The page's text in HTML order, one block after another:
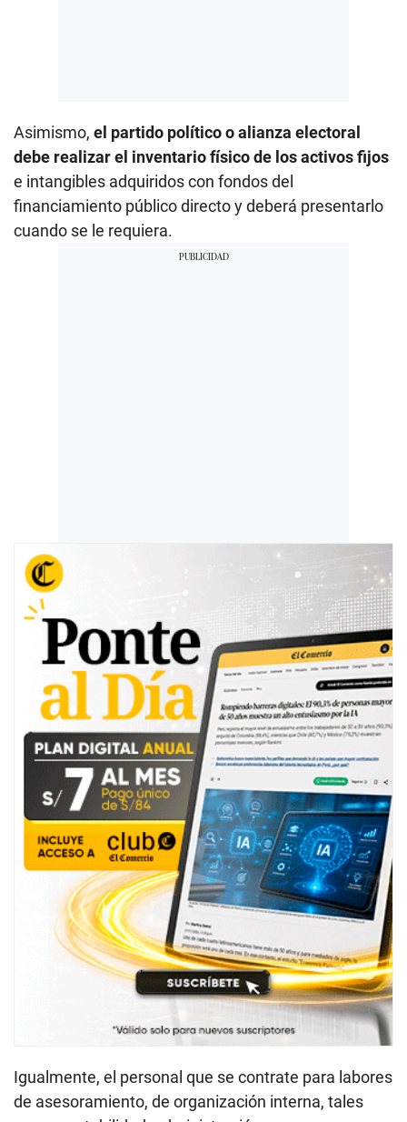
Asimismo, el partido político o alianza electoral
debe realizar el inventario físico de los activos fijos
e intangibles adquiridos con fondos del
financiamiento público directo y deberá presentarlo
cuando se le requiera.
Igualmente, el personal que se contrate para labores
de asesoramiento, de organización interna, tales